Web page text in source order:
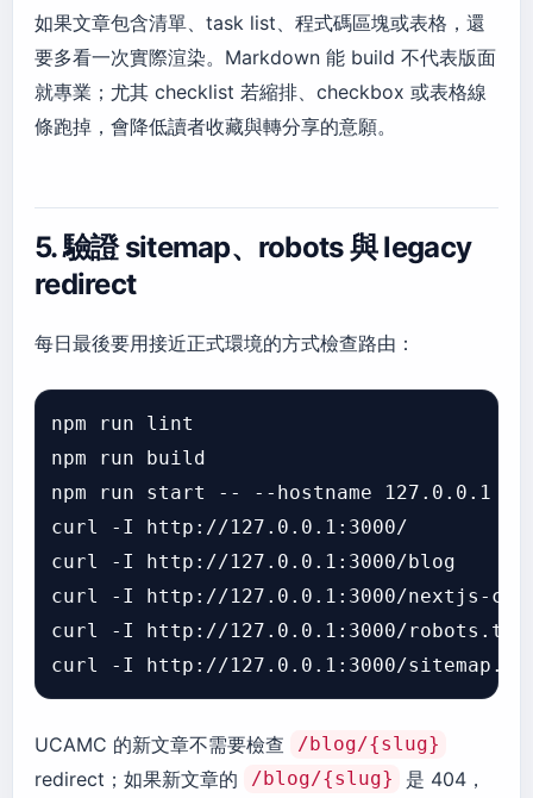
如果文章包含清單、task list、程式碼區塊或表格，還
要多看一次實際渲染。Markdown 能 build 不代表版面
就專業；尤其 checklist 若縮排、checkbox 或表格線
條跑掉，會降低讀者收藏與轉分享的意願。
5. 驗證 sitemap、robots 與 legacy
redirect
每日最後要用接近正式環境的方式檢查路由：
npm run lint
npm run build
npm run start -- --hostname 127.0.0.1 --
curl -I http://127.0.0.1:3000/
curl -I http://127.0.0.1:3000/blog
curl -I http://127.0.0.1:3000/nextjs-
curl -I http://127.0.0.1:3000/robots.txt
UCAMC 的新文章不需要檢查 /blog/{slug}
redirect；如果新文章的 /blog/{slug}
是 404，